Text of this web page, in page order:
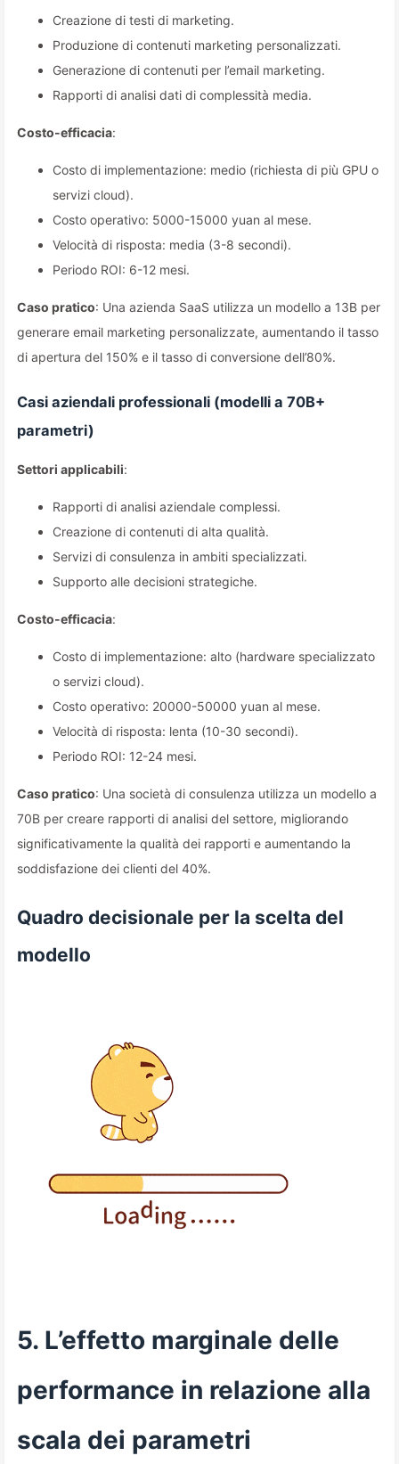
Creazione di testi di marketing.
Produzione di contenuti marketing personalizzati.
Generazione di contenuti per l’email marketing.
Rapporti di analisi dati di complessità media.
Costo-efficacia:
Costo di implementazione: medio (richiesta di più GPU o
servizi cloud).
Costo operativo: 5000-15000 yuan al mese.
Velocità di risposta: media (3-8 secondi).
Periodo ROI: 6-12 mesi.
Caso pratico: Una azienda SaaS utilizza un modello a 13B per
generare email marketing personalizzate, aumentando il tasso
di apertura del 150% e il tasso di conversione dell’80%.
Casi aziendali professionali (modelli a 70B+
parametri)
Settori applicabili:
Rapporti di analisi aziendale complessi.
Creazione di contenuti di alta qualità.
Servizi di consulenza in ambiti specializzati.
Supporto alle decisioni strategiche.
Costo-efficacia:
Costo di implementazione: alto (hardware specializzato
o servizi cloud).
Costo operativo: 20000-50000 yuan al mese.
Velocità di risposta: lenta (10-30 secondi).
Periodo ROI: 12-24 mesi.
Caso pratico: Una società di consulenza utilizza un modello a
70B per creare rapporti di analisi del settore, migliorando
significativamente la qualità dei rapporti e aumentando la
soddisfazione dei clienti del 40%.
Quadro decisionale per la scelta del
modello
5. L’effetto marginale delle
performance in relazione alla
scala dei parametri